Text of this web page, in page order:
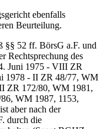
ebenfalls
Beurteilung.
§§ 52 ff. BörsG a.F. und
Rechtsprechung des
Juni 1975 - VIII ZR
1978 - II ZR 48/77, WM
ZR 172/80, WM 1981,
WM 1987, 1153,
aber nach der
durch die